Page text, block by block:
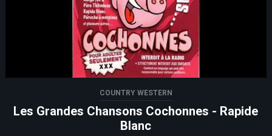
COUNTRY WESTERN
Les Grandes Chansons Cochonnes - Rapide
Blanc